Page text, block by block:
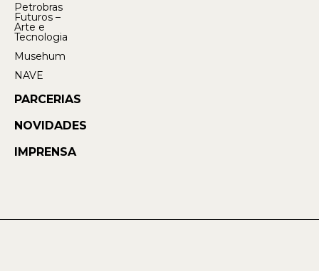
Petrobras
Futuros –
Arte e
Tecnologia
Musehum
NAVE
PARCERIAS
NOVIDADES
IMPRENSA